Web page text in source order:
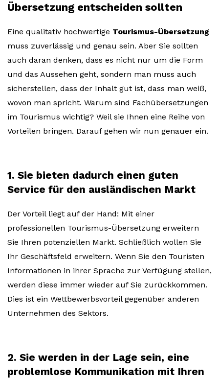
Übersetzung entscheiden sollten
Eine qualitativ hochwertige Tourismus-Übersetzung
muss zuverlässig und genau sein. Aber Sie sollten
auch daran denken, dass es nicht nur um die Form
und das Aussehen geht, sondern man muss auch
sicherstellen, dass der Inhalt gut ist, dass man weiß,
wovon man spricht. Warum sind Fachübersetzungen
im Tourismus wichtig? Weil sie Ihnen eine Reihe von
Vorteilen bringen. Darauf gehen wir nun genauer ein.
1. Sie bieten dadurch einen guten
Service für den ausländischen Markt
Der Vorteil liegt auf der Hand: Mit einer
professionellen Tourismus-Übersetzung erweitern
Sie Ihren potenziellen Markt. Schließlich wollen Sie
Ihr Geschäftsfeld erweitern. Wenn Sie den Touristen
Informationen in ihrer Sprache zur Verfügung stellen,
werden diese immer wieder auf Sie zurückkommen.
Dies ist ein Wettbewerbsvorteil gegenüber anderen
Unternehmen des Sektors.
2. Sie werden in der Lage sein, eine
problemlose Kommunikation mit Ihren